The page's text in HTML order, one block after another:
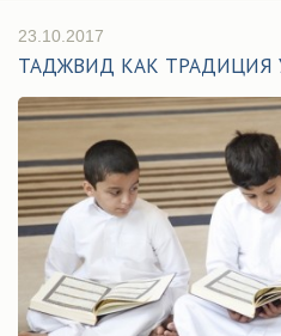
23.10.2017
ТАДЖВИД КАК ТРАДИЦИЯ